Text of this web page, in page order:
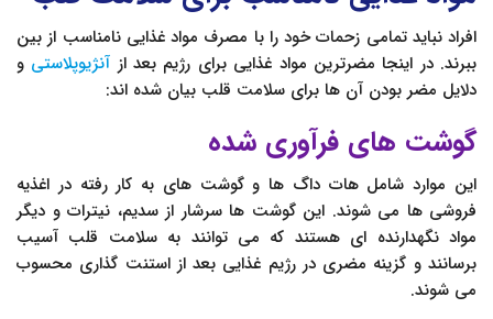
افراد نباید تمامی زحمات خود را با مصرف مواد غذایی نامناسب از بین
ببرند. در اینجا مضرترین مواد غذایی برای رژیم بعد از آنژیوپلاستی و
دلایل مضر بودن آن ها برای سلامت قلب بیان شده اند:
گوشت های فرآوری شده
این موارد شامل هات داگ ها و گوشت های به کار رفته در اغذیه
فروشی ها می شوند. این گوشت ها سرشار از سدیم، نیترات و دیگر
مواد نگهدارنده ای هستند که می توانند به سلامت قلب آسیب
برسانند و گزینه مضری در رژیم غذایی بعد از استنت گذاری محسوب
می شوند.